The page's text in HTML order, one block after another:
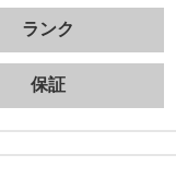
ランク
保証